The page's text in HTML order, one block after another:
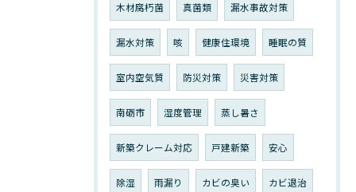
木材腐朽菌 真菌類 漏水事故対策
漏水対策 咳 健康住環境 睡眠の質
室内空気質 防災対策 災害対策
南砺市 湿度管理 蒸し暑さ
新築クレーム対応 戸建新築 安心
除湿 雨漏り カビの臭い カビ退治